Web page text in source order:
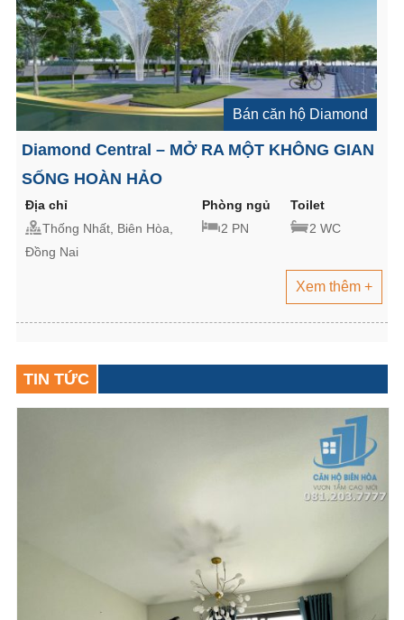
Bán căn hộ Diamond
Diamond Central – MỞ RA MỘT KHÔNG GIAN
SỐNG HOÀN HẢO
Địa chỉ Phòng ngủ
Toilet
Thống Nhất, Biên Hòa,
Đồng Nai
2 PN 2 WC
Xem thêm +
TIN TỨC